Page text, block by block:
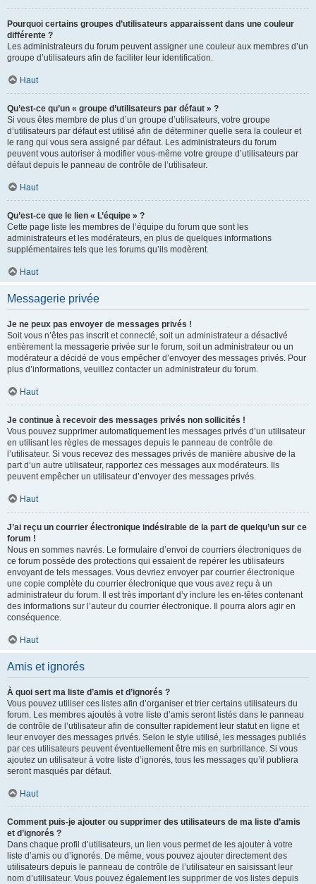
Pourquoi certains groupes d’utilisateurs apparaissent dans une couleur
différente ?
Les administrateurs du forum peuvent assigner une couleur aux membres d’un
groupe d’utilisateurs afin de faciliter leur identification.
Haut
Qu’est-ce qu’un « groupe d’utilisateurs par défaut » ?
Si vous êtes membre de plus d’un groupe d’utilisateurs, votre groupe
d’utilisateurs par défaut est utilisé afin de déterminer quelle sera la couleur et
le rang qui vous sera assigné par défaut. Les administrateurs du forum
peuvent vous autoriser à modifier vous-même votre groupe d’utilisateurs par
défaut depuis le panneau de contrôle de l’utilisateur.
Haut
Qu’est-ce que le lien « L’équipe » ?
Cette page liste les membres de l’équipe du forum que sont les
administrateurs et les modérateurs, en plus de quelques informations
supplémentaires tels que les forums qu’ils modèrent.
Haut
Messagerie privée
Je ne peux pas envoyer de messages privés !
Soit vous n’êtes pas inscrit et connecté, soit un administrateur a désactivé
entièrement la messagerie privée sur le forum, soit un administrateur ou un
modérateur a décidé de vous empêcher d’envoyer des messages privés. Pour
plus d’informations, veuillez contacter un administrateur du forum.
Haut
Je continue à recevoir des messages privés non sollicités !
Vous pouvez supprimer automatiquement les messages privés d’un utilisateur
en utilisant les règles de messages depuis le panneau de contrôle de
l’utilisateur. Si vous recevez des messages privés de manière abusive de la
part d’un autre utilisateur, rapportez ces messages aux modérateurs. Ils
peuvent empêcher un utilisateur d’envoyer des messages privés.
Haut
J’ai reçu un courrier électronique indésirable de la part de quelqu’un sur ce
forum !
Nous en sommes navrés. Le formulaire d’envoi de courriers électroniques de
ce forum possède des protections qui essaient de repérer les utilisateurs
envoyant de tels messages. Vous devriez envoyer par courrier électronique
une copie complète du courrier électronique que vous avez reçu à un
administrateur du forum. Il est très important d’y inclure les en-têtes contenant
des informations sur l’auteur du courrier électronique. Il pourra alors agir en
conséquence.
Haut
Amis et ignorés
À quoi sert ma liste d’amis et d’ignorés ?
Vous pouvez utiliser ces listes afin d’organiser et trier certains utilisateurs du
forum. Les membres ajoutés à votre liste d’amis seront listés dans le panneau
de contrôle de l’utilisateur afin de consulter rapidement leur statut en ligne et
leur envoyer des messages privés. Selon le style utilisé, les messages publiés
par ces utilisateurs peuvent éventuellement être mis en surbrillance. Si vous
ajoutez un utilisateur à votre liste d’ignorés, tous les messages qu’il publiera
seront masqués par défaut.
Haut
Comment puis-je ajouter ou supprimer des utilisateurs de ma liste d’amis
et d’ignorés ?
Dans chaque profil d’utilisateurs, un lien vous permet de les ajouter à votre
liste d’amis ou d’ignorés. De même, vous pouvez ajouter directement des
utilisateurs depuis le panneau de contrôle de l’utilisateur en saisissant leur
nom d’utilisateur. Vous pouvez également les supprimer de vos listes depuis